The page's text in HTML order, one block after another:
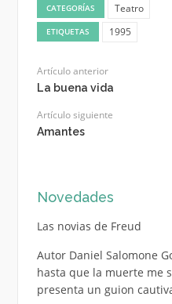
CATEGORÍAS Teatro
ETIQUETAS 1995
Artículo anterior
La buena vida
Artículo siguiente
Amantes
Novedades
Las novias de Freud
Autor Daniel Salomone
hasta que la muerte me
presenta un guion